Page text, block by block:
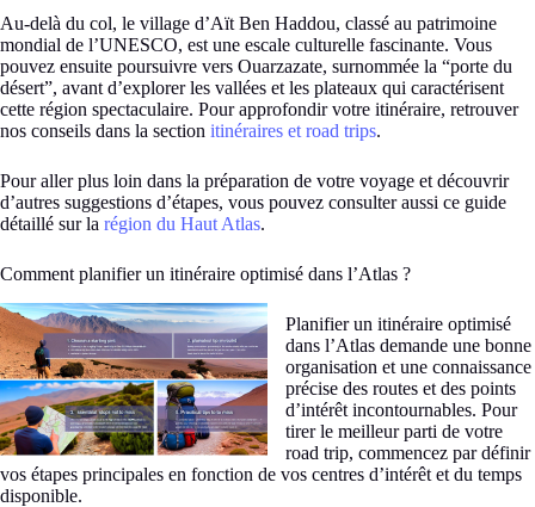
Au-delà du col, le village d’Aït Ben Haddou, classé au patrimoine
mondial de l’UNESCO, est une escale culturelle fascinante. Vous
pouvez ensuite poursuivre vers Ouarzazate, surnommée la “porte du
désert”, avant d’explorer les vallées et les plateaux qui caractérisent
cette région spectaculaire. Pour approfondir votre itinéraire, retrouver
nos conseils dans la section itinéraires et road trips.
Pour aller plus loin dans la préparation de votre voyage et découvrir
d’autres suggestions d’étapes, vous pouvez consulter aussi ce guide
détaillé sur la région du Haut Atlas.
Comment planifier un itinéraire optimisé dans l’Atlas ?
Planifier un itinéraire optimisé
dans l’Atlas demande une bonne
organisation et une connaissance
précise des routes et des points
d’intérêt incontournables. Pour
tirer le meilleur parti de votre
road trip, commencez par définir
vos étapes principales en fonction de vos centres d’intérêt et du temps
disponible.